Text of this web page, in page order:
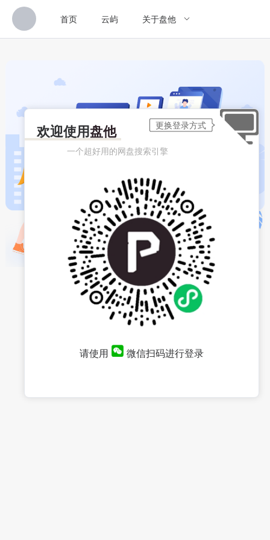
首页 云屿 关于盘他
欢迎使用盘他
一个超好用的网盘搜索引擎
请使用 微信扫码进行登录